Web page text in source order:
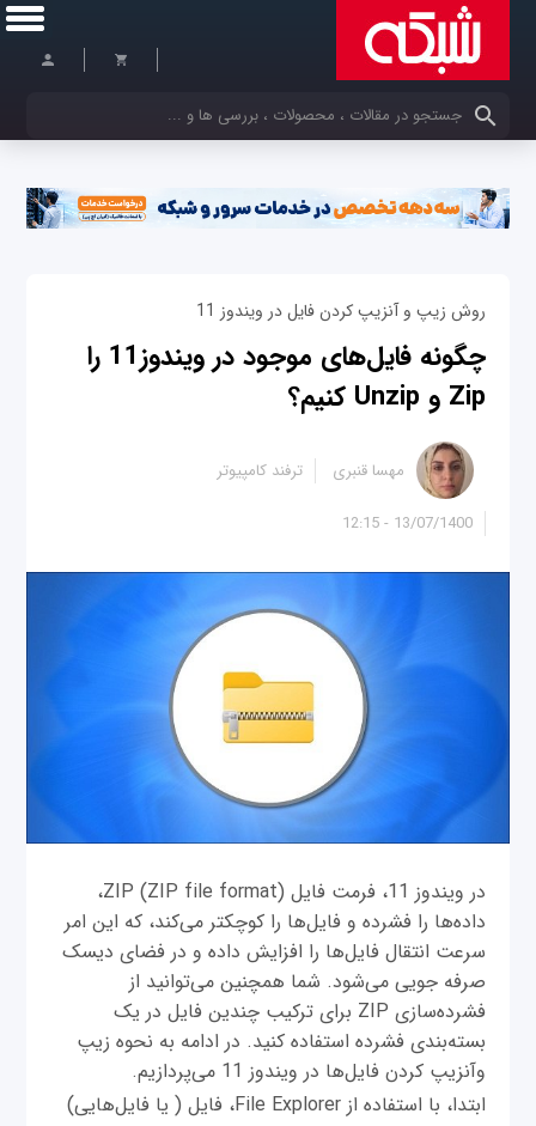
کلمات کلیدی خود را وارد کنید
روش زیپ و آنزیپ کردن فایل در ویندوز 11
چگونه فایل‌های موجود در ویندوز11 را
Zip و Unzip کنیم؟
13/07/1400 - 12:15
مهسا قنبری ترفند کامپیوتر
در ویندوز 11، فرمت فایل ZIP (ZIP file format)،
داده‌ها را فشرده و فایل‌ها را کوچکتر می‌کند، که این امر
سرعت انتقال فایل‌ها را افزایش داده و در فضای دیسک
صرفه جویی می‌شود. شما همچنین می‌توانید از
فشرده‌سازی ZIP برای ترکیب چندین فایل در یک
بسته‌بندی فشرده استفاده کنید. در ادامه به نحوه زیپ
وآنزیپ کردن فایل‌ها در ویندوز 11 می‌پردازیم.
ابتدا، با استفاده از File Explorer، فایل ( یا فایل‌هایی)